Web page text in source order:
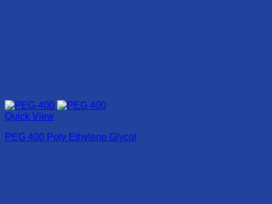
Quick View
PEG 400 Poly Ethylene Glycol